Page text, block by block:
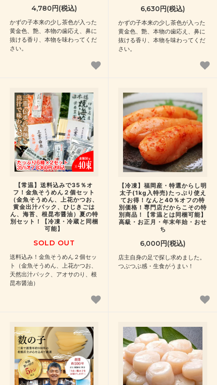
4,780円(税込)
かずの子本来の少し茶色が入った
黄金色、艶、本物の歯応え、鼻に
抜ける香り、本物を味わってくだ
さい。
6,630円(税込)
かずの子本来の少し茶色が入った
黄金色、艶、本物の歯応え、鼻に
抜ける香り、本物を味わってくだ
さい。
【常温】送料込みで35％オ
フ！金魚そうめん２個セット
（金魚そうめん、上花かつお、
黄金出汁パック、ひじきごは
ん、海苔、根昆布醤油）夏の特
別セット！【冷凍・冷蔵と同梱
可能】
SOLD OUT
送料込み！金魚そうめん２個セッ
ト（金魚そうめん、上花かつお、
天然出汁パック、アオサのり、根
昆布醤油）
【冷凍】福岡産・特選からし明
太子(1kg入特売)たっぷり使え
てお得！なんと40％オフの特
別価格！専門店だからこその特
別商品！【常温とは同梱可能】
高級・お正月・年末年始・おせ
ち
6,000円(税込)
店主自身の足で探し求めました。
つぶつぶ感・生食がうまい！